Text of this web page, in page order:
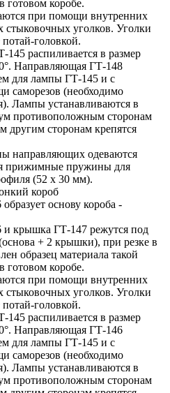
готовом коробе.
при помощи внутренних
уголков. Уголки
потай-головкой.
распиливается в размер
Направляющая ГТ-148
для лампы ГТ-145 и с
саморезов (необходимо
Лампы устанавливаются в
противоположным сторонам
другим сторонам крепятся
направляющих одеваются
прижимные пружины для
(52 х 30 мм).
короб
основу короба -
крышка ГТ-147 режутся под
+ 2 крышки), при резке в
образец материала такой
готовом коробе.
при помощи внутренних
уголков. Уголки
потай-головкой.
распиливается в размер
Направляющая ГТ-146
для лампы ГТ-145 и с
саморезов (необходимо
Лампы устанавливаются в
противоположным сторонам